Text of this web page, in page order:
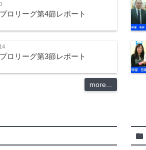
ロリーグ第4節レポート
ロリーグ第3節レポート
more...
folder